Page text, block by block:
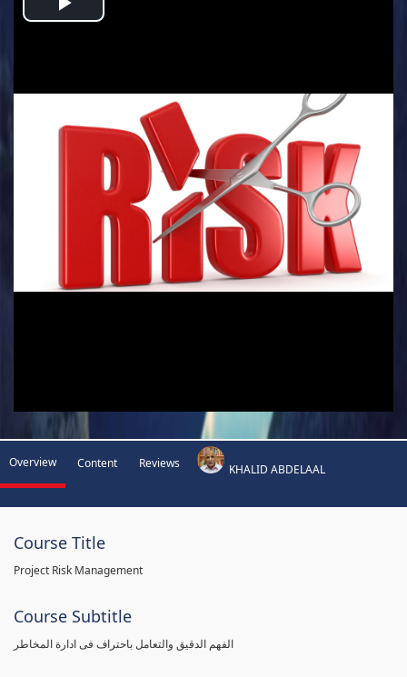
Play
Overview Content Reviews KHALID ABDELAAL
Course Title
Project Risk Management
Course Subtitle
الفهم الدقيق والتعامل باحتراف فى ادارة المخاطر